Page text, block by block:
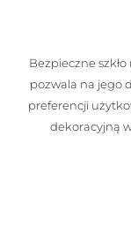
Bezpieczne
pozwala na jego
preferencji
dekoracyjną